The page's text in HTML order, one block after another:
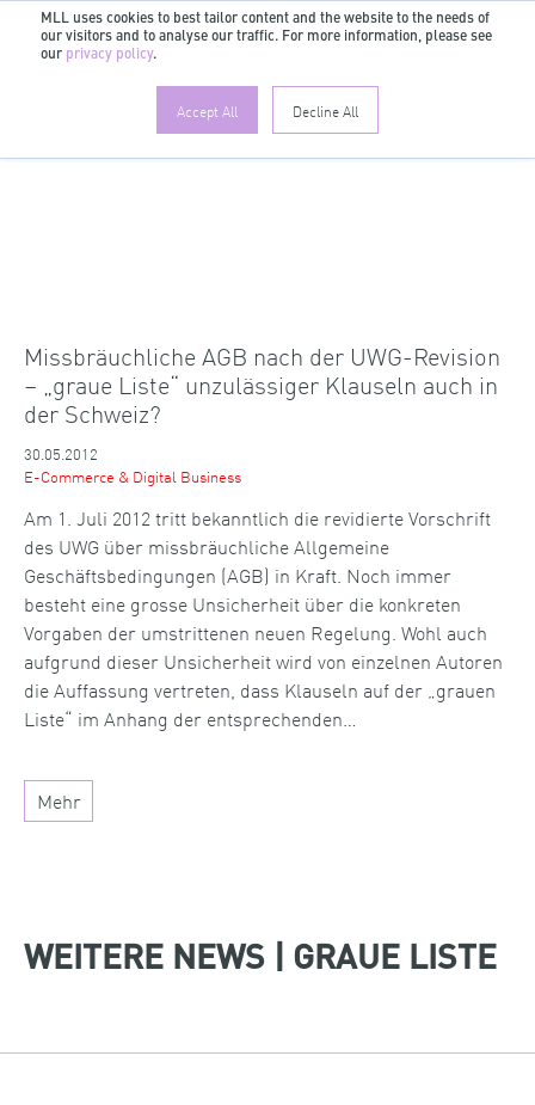
MLL uses cookies to best tailor content and the website to the needs of
our visitors and to analyse our traffic. For more information, please see
our privacy policy.
Accept All Decline All
DE
Missbräuchliche AGB nach der UWG-Revision
– „graue Liste“ unzulässiger Klauseln auch in
der Schweiz?
30.05.2012
E-Commerce & Digital Business
Am 1. Juli 2012 tritt bekanntlich die revidierte Vorschrift
des UWG über missbräuchliche Allgemeine
Geschäftsbedingungen (AGB) in Kraft. Noch immer
besteht eine grosse Unsicherheit über die konkreten
Vorgaben der umstrittenen neuen Regelung. Wohl auch
aufgrund dieser Unsicherheit wird von einzelnen Autoren
die Auffassung vertreten, dass Klauseln auf der „grauen
Liste“ im Anhang der entsprechenden…
Mehr
WEITERE NEWS | GRAUE LISTE